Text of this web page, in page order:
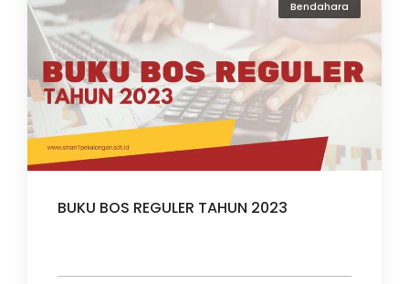
Bendahara
BUKU BOS REGULER TAHUN 2023